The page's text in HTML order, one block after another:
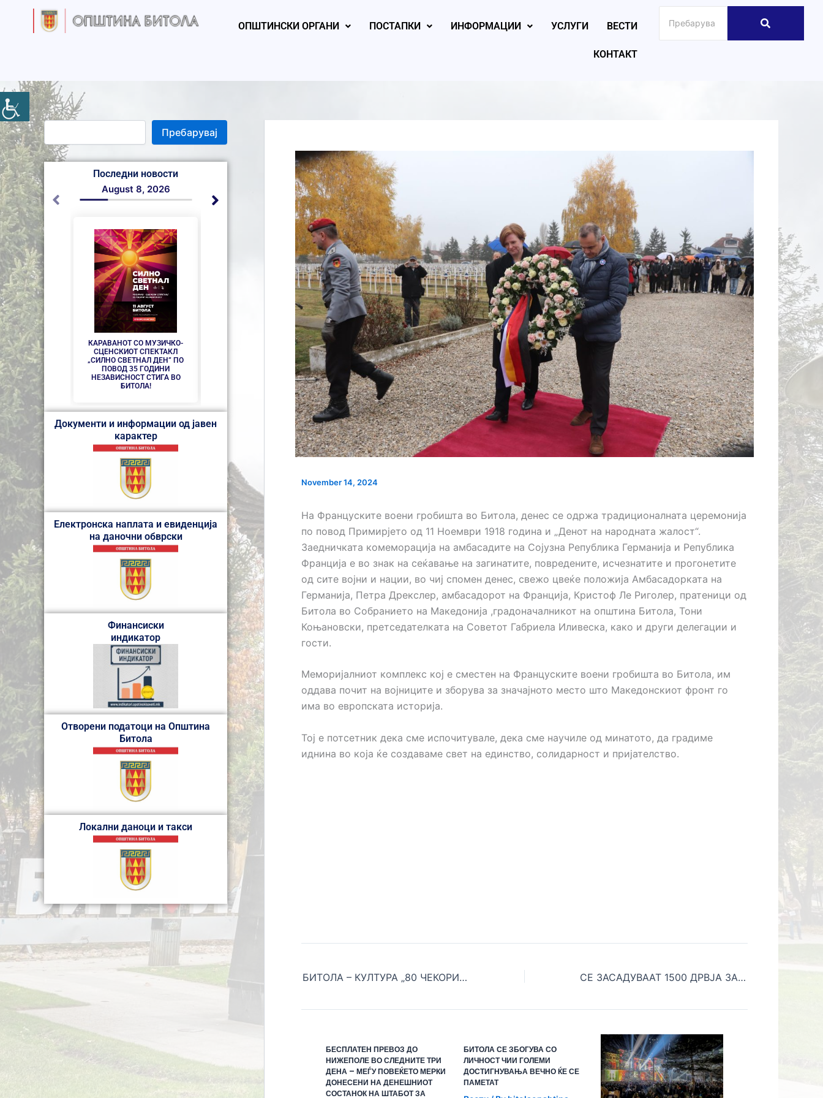
ОПШТИНСКИ ОРГАНИ ПОСТАПКИ ИНФОРМАЦИИ УСЛУГИ ВЕСТИ
КОНТАКТ
e
a
Пребарувај
Последни новости
КАРАВАНОТ СО МУЗИЧКО-
СЦЕНСКИОТ СПЕКТАКЛ
„СИЛНО СВЕТНАЛ ДЕН” ПО
ПОВОД 35 ГОДИНИ
НЕЗАВИСНОСТ СТИГА ВО
БИТОЛА!
August 8, 2026
СЕ АСФАЛТИРААТ УШТЕ ДВЕ
УЛИЦИ КАЈ ЗДРАВСТВEНИОТ
August 7, 2026
НОВ ПАРКИНГ ПРОСТОР ВО
ЦЕНТАРОТ НА ГРАДОТ
August 6, 2026
СЕ АСФАЛТИРА УЛИЦАТА
„КОЗАРА“
Документи и информации од јавен
карактер
Електронска наплата и евиденција
на даночни обврски
Финансиски
индикатор
Отворени податоци на Општина
Битола
Локални даноци и такси
November 14, 2024
На Француските воени гробишта во Битола, денес се одржа традиционалната церемонија
по повод Примирјето од 11 Ноември 1918 година и „Денот на народната жалост“.
Заедничката комеморација на амбасадите на Сојузна Република Германија и Република
Франција е во знак на сеќавање на загинатите, повредените, исчезнатите и прогонетите
од сите војни и нации, во чиј спомен денес, свежо цвеќе положија Амбасадорката на
Германија, Петра Дрекслер, амбасадорот на Франција, Кристоф Ле Риголер, пратеници од
Битола во Собранието на Македонија ,градоначалникот на општина Битола, Тони
Коњановски, претседателката на Советот Габриела Иливеска, како и други делегации и
гости.
Меморијалниот комплекс кој е сместен на Француските воени гробишта во Битола, им
оддава почит на војниците и зборува за значајното место што Македонскиот фронт го
има во европската историја.
Тој е потсетник дека сме испочитувале, дека сме научиле од минатото, да градиме
иднина во која ќе создаваме свет на единство, солидарност и пријателство.
БИТОЛА – КУЛТУРА „80 ЧЕКОРИ“ – ПРЕКРАСНА АТМОСФЕРА ЗА ВРЕМЕ НА КУЛТУРНО УМЕТНИЧКАТА ПРОГРАМА ВО ЧЕСТ НА ДОБИТНИЦИТЕ НА ЧЕТВРТОНОЕМВРИСКИТЕ НАГРАДИ СЕ ЗАСАДУВААТ 1500 ДРВЈА ЗА ПОДОБРУВАЊЕ НА КВАЛИТЕТОТ НА ВОЗДУХОТ ВО БИТОЛА
БЕСПЛАТЕН ПРЕВОЗ ДО
НИЖЕПОЛЕ ВО СЛЕДНИТЕ ТРИ
ДЕНА – МЕЃУ ПОВЕЌЕТО МЕРКИ
ДОНЕСЕНИ НА ДЕНЕШНИОТ
СОСТАНОК НА ШТАБОТ ЗА
БИТОЛА СЕ ЗБОГУВА СО
ЛИЧНОСТ ЧИИ ГОЛЕМИ
ДОСТИГНУВАЊА ВЕЧНО ЌЕ СЕ
ПАМЕТАТ